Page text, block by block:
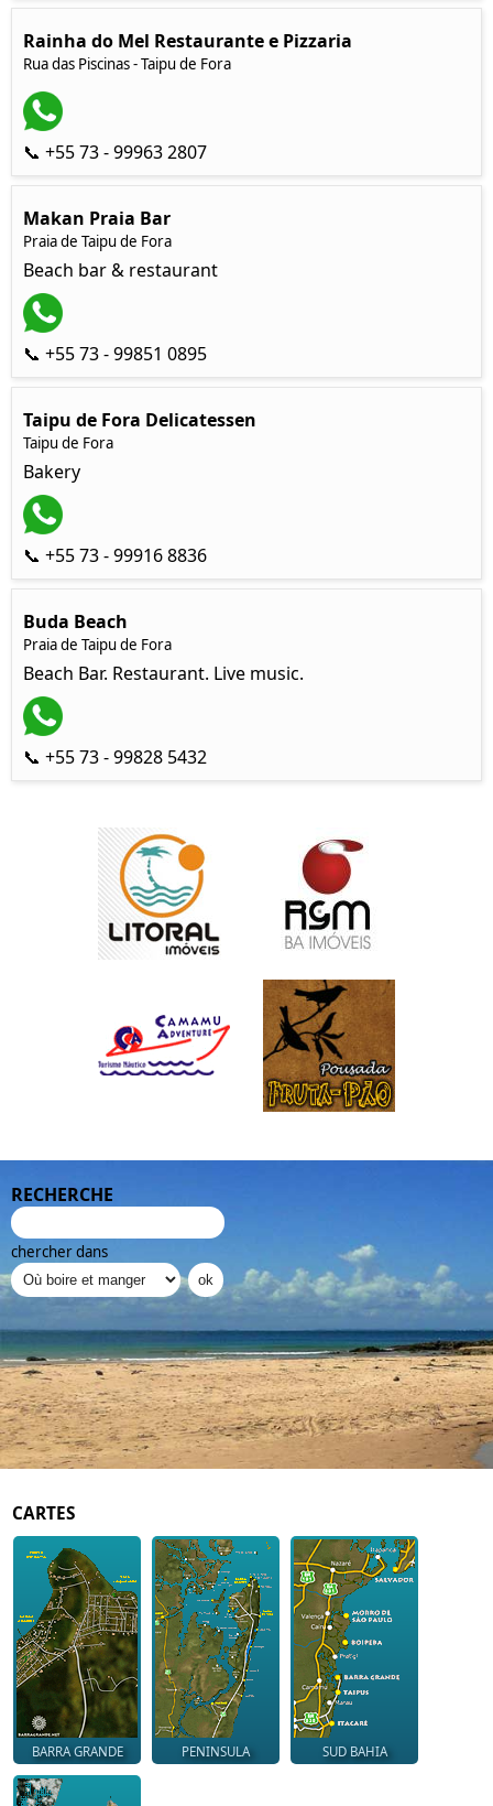
Rainha do Mel Restaurante e Pizzaria
Rua das Piscinas - Taipu de Fora
📞 +55 73 - 99963 2807
Makan Praia Bar
Praia de Taipu de Fora
Beach bar & restaurant
📞 +55 73 - 99851 0895
Taipu de Fora Delicatessen
Taipu de Fora
Bakery
📞 +55 73 - 99916 8836
Buda Beach
Praia de Taipu de Fora
Beach Bar. Restaurant. Live music.
📞 +55 73 - 99828 5432
RECHERCHE
chercher dans
CARTES
BARRA GRANDE PENINSULA SUD BAHIA